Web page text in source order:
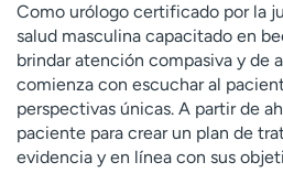
d
a
m
e
a
e
n
Como urólogo certificado por la
salud masculina capacitado en
brindar atención compasiva y de
comienza con escuchar al
perspectivas únicas. A partir de
paciente para crear un plan de
evidencia y en línea con sus